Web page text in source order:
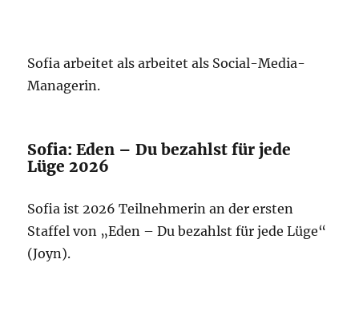
Sofia arbeitet als arbeitet als Social-Media-
Managerin.
Sofia: Eden – Du bezahlst für jede
Lüge 2026
Sofia ist 2026 Teilnehmerin an der ersten
Staffel von „Eden – Du bezahlst für jede Lüge“
(Joyn).